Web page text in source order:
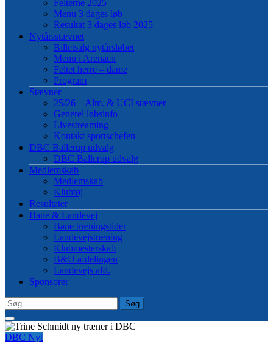
Felterne 2025
Menu 3 dages løb
Resultat 3 dages løb 2025
Nytårsstævnet
Billetsalg nytårsløbet
Menu i Arenaen
Feltet herre – dame
Program
Stævner
25/26 – Alm. & UCI stævner
Generel løbsinfo
Livestreaming
Kontakt sportschefen
DBC Ballerup udvalg
DBC Ballerup udvalg
Medlemskab
Medlemskab
Klubtøj
Resultater
Bane & Landevej
Bane træningstider
Landevejstræning
Klubmesterskab
B&U afdelingen
Landevejs afd.
Sponsorer
Søg
efter:
DBC Nyt